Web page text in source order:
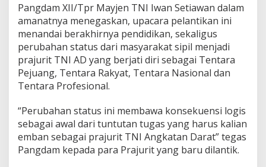
Pangdam XII/Tpr Mayjen TNI Iwan Setiawan dalam
amanatnya menegaskan, upacara pelantikan ini
menandai berakhirnya pendidikan, sekaligus
perubahan status dari masyarakat sipil menjadi
prajurit TNI AD yang berjati diri sebagai Tentara
Pejuang, Tentara Rakyat, Tentara Nasional dan
Tentara Profesional.
“Perubahan status ini membawa konsekuensi logis
sebagai awal dari tuntutan tugas yang harus kalian
emban sebagai prajurit TNI Angkatan Darat” tegas
Pangdam kepada para Prajurit yang baru dilantik.